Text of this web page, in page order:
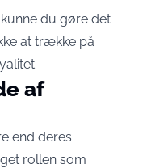
du gøre det
at trække på
af
end deres
rollen som